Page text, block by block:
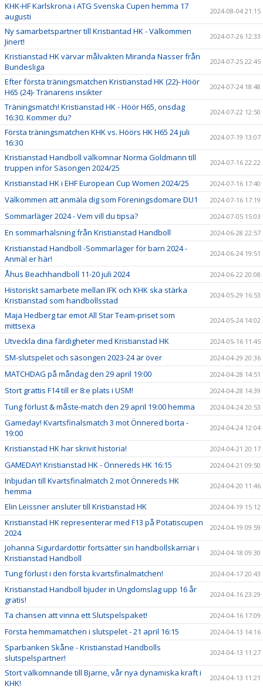
KHK-HF Karlskrona i ATG Svenska Cupen hemma 17
augusti
2024-08-04 21:15
Ny samarbetspartner till Kristiantad HK - Välkommen
Jinert!
2024-07-26 12:33
Kristianstad HK värvar målvakten Miranda Nasser från
Bundesliga
2024-07-25 22:45
Efter första träningsmatchen Kristianstad HK (22)- Höör
H65 (24)- Tränarens insikter
2024-07-24 18:48
Träningsmatch! Kristianstad HK - Höör H65, onsdag
16:30. Kommer du?
2024-07-22 12:50
Första träningsmatchen KHK vs. Höörs HK H65 24 juli
16:30
2024-07-19 13:07
Kristianstad Handboll välkomnar Norma Goldmann till
truppen inför Säsongen 2024/25
2024-07-16 22:22
Kristianstad HK i EHF European Cup Women 2024/25 2024-07-16 17:40
Välkommen att anmäla dig som Föreningsdomare DU1 2024-07-16 17:19
Sommarläger 2024 - Vem vill du tipsa? 2024-07-05 15:03
En sommarhälsning från Kristianstad Handboll 2024-06-28 22:57
Kristianstad Handboll -Sommarläger för barn 2024 -
Anmäl er här!
2024-06-24 19:51
Åhus Beachhandboll 11-20 juli 2024 2024-06-22 20:08
Historiskt samarbete mellan IFK och KHK ska stärka
Kristianstad som handbollsstad
2024-05-29 16:53
Maja Hedberg tar emot All Star Team-priset som
mittsexa
2024-05-24 14:02
Utveckla dina färdigheter med Kristianstad HK 2024-05-16 11:45
SM-slutspelet och säsongen 2023-24 är över 2024-04-29 20:36
MATCHDAG på måndag den 29 april 19:00 2024-04-28 14:51
Stort grattis F14 till er 8:e plats i USM! 2024-04-28 14:39
Tung förlust & måste-match den 29 april 19:00 hemma 2024-04-24 20:53
Gameday! Kvartsfinalsmatch 3 mot Önnered borta -
19:00
2024-04-24 12:04
Kristianstad HK har skrivit historia! 2024-04-21 20:17
GAMEDAY! Kristianstad HK - Önnereds HK 16:15 2024-04-21 09:50
Inbjudan till Kvartsfinalmatch 2 mot Önnereds HK
hemma
2024-04-20 11:46
Elin Leissner ansluter till Kristianstad HK 2024-04-19 15:12
Kristianstad HK representerar med F13 på Potatiscupen
2024
2024-04-19 09:59
Johanna Sigurdardottir fortsätter sin handbollskarriär i
Kristianstad Handboll
2024-04-18 09:30
Tung förlust i den första kvartsfinalmatchen! 2024-04-17 20:43
Kristianstad Handboll bjuder in Ungdomslag upp 16 år
gratis!
2024-04-16 23:29
Ta chansen att vinna ett Slutspelspaket! 2024-04-16 17:09
Första hemmamatchen i slutspelet - 21 april 16:15 2024-04-13 14:16
Sparbanken Skåne - Kristianstad Handbolls
slutspelspartner!
2024-04-13 11:27
Stort välkomnande till Bjarne, vår nya dynamiska kraft i
KHK!
2024-04-13 11:21